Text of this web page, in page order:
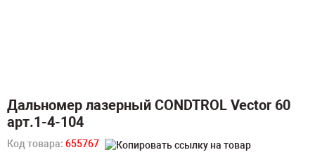
Дальномер лазерный CONDTROL Vector 60
арт.1-4-104
Код товара: 655767